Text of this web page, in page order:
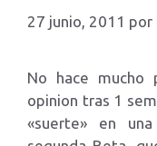
27 junio, 2011 por
No hace mucho
opinion tras 1
«suerte» en